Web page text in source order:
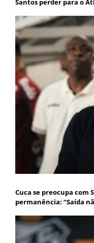
Santos perder para o
Cuca se preocupa com
permanência: “Saída